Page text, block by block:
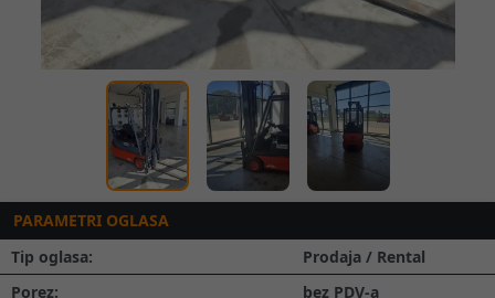
PARAMETRI OGLASA
Tip oglasa:
Prodaja / Rental
Porez:
bez PDV-a